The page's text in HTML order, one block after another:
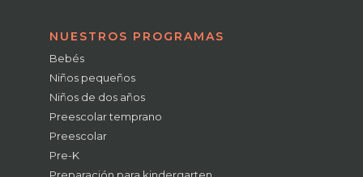
NUESTROS PROGRAMAS
Bebés
Niños pequeños
Niños de dos años
Preescolar temprano
Preescolar
Pre-K